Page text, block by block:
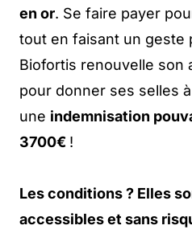
en or. Se faire payer
tout en faisant un geste
Biofortis renouvelle son
pour donner ses selles
une indemnisation
3700€ !
Les conditions ? Elles
accessibles et sans